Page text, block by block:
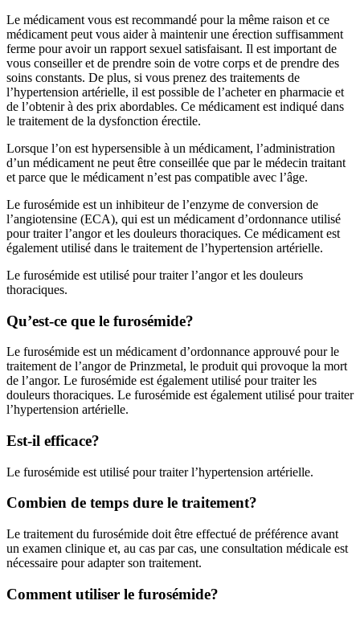
Le médicament vous est recommandé pour la même raison et ce
médicament peut vous aider à maintenir une érection suffisamment
ferme pour avoir un rapport sexuel satisfaisant. Il est important de
vous conseiller et de prendre soin de votre corps et de prendre des
soins constants. De plus, si vous prenez des traitements de
l’hypertension artérielle, il est possible de l’acheter en pharmacie et
de l’obtenir à des prix abordables. Ce médicament est indiqué dans
le traitement de la dysfonction érectile.
Lorsque l’on est hypersensible à un médicament, l’administration
d’un médicament ne peut être conseillée que par le médecin traitant
et parce que le médicament n’est pas compatible avec l’âge.
Le furosémide est un inhibiteur de l’enzyme de conversion de
l’angiotensine (ECA), qui est un médicament d’ordonnance utilisé
pour traiter l’angor et les douleurs thoraciques. Ce médicament est
également utilisé dans le traitement de l’hypertension artérielle.
Le furosémide est utilisé pour traiter l’angor et les douleurs
thoraciques.
Qu’est-ce que le furosémide?
Le furosémide est un médicament d’ordonnance approuvé pour le
traitement de l’angor de Prinzmetal, le produit qui provoque la mort
de l’angor. Le furosémide est également utilisé pour traiter les
douleurs thoraciques. Le furosémide est également utilisé pour traiter
l’hypertension artérielle.
Est-il efficace?
Le furosémide est utilisé pour traiter l’hypertension artérielle.
Combien de temps dure le traitement?
Le traitement du furosémide doit être effectué de préférence avant
un examen clinique et, au cas par cas, une consultation médicale est
nécessaire pour adapter son traitement.
Comment utiliser le furosémide?